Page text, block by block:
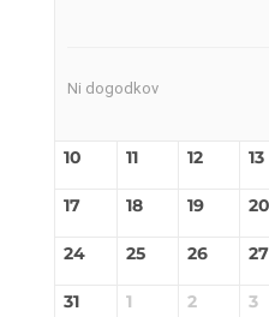
Ni dogodkov
10 11 12 13
17 18 19 20
24 25 26 27
31 1 2 3